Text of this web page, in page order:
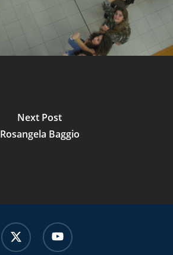
Next Post
Rosangela Baggio
x-
twitter
youtube